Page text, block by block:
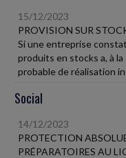
15/12/2023
PROVISION SUR
Si une entreprise
produits en stocks a, à
probable de réalisation
Social
14/12/2023
PROTECTION
PRÉPARATOIRES AU